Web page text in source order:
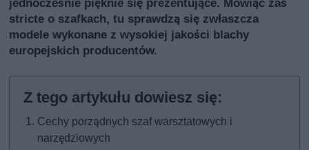
stricte o szafkach, tu sprawdzą się zwłaszcza
modele wykonane z wysokiej jakości blachy
europejskich producentów.
Cechy porządnych szaf warsztatowych i
narzędziowych